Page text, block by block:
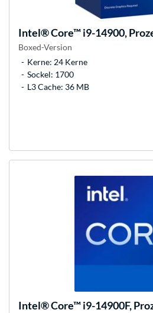
Intel®Core™ i9-14900,
Boxed-Version
Kerne: 24 Kerne
Sockel: 1700
L3 Cache: 36 MB
Intel®Core™ i9-14900F,